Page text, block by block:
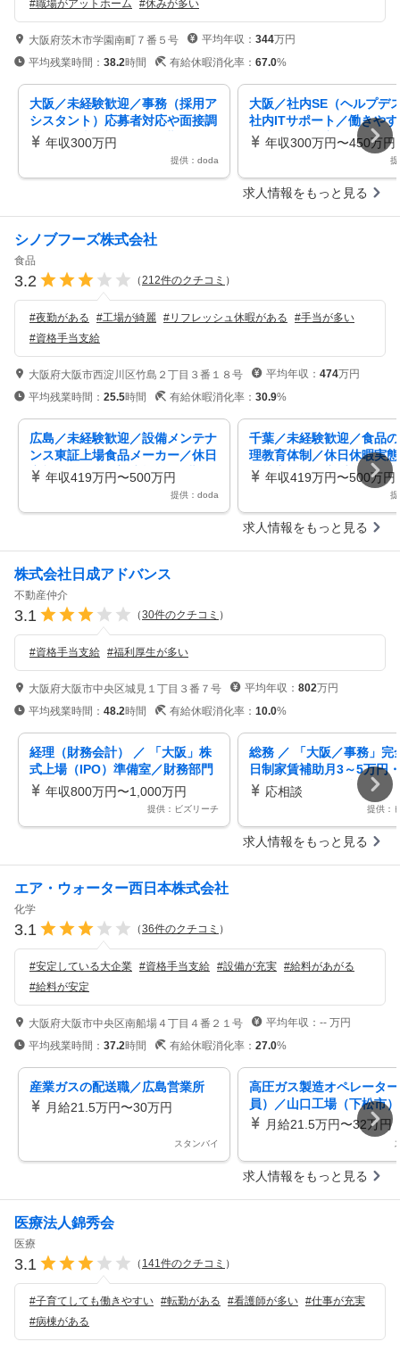
#職場がアットホーム #休みが多い
大阪府茨木市学園南町７番５号 平均年収： 344万円
平均残業時間： 38.2時間 有給休暇消化率： 67.0%
大阪／未経験歓迎／事務（採用ア
シスタント）応募者対応や面接調
整など／土日祝休み／転勤なし／
年収300万円
提供：doda
大阪／社内SE（ヘルプデ
社内ITサポート／働きや
／残業20h程度／給食サー
年収300万円〜450万円
求人情報をもっと見る
シノブフーズ株式会社
食品
3.2 （212件のクチコミ ）
#夜勤がある #工場が綺麗 #リフレッシュ休暇がある #手当が多い
#資格手当支給
大阪府大阪市西淀川区竹島２丁目３番１８号 平均年収： 474万円
平均残業時間： 25.5時間 有給休暇消化率： 30.9%
広島／未経験歓迎／設備メンテナ
ンス東証上場食品メーカー／休日
実態120日／住宅手当有／転勤無
年収419万円〜500万円
提供：doda
千葉／未経験歓迎／食品
理教育体制／休日休暇実
／社宅有／住宅手当有／
年収419万円〜500万円
求人情報をもっと見る
株式会社日成アドバンス
不動産仲介
3.1 （30件のクチコミ ）
#資格手当支給 #福利厚生が多い
大阪府大阪市中央区城見１丁目３番７号 平均年収： 802万円
平均残業時間： 48.2時間 有給休暇消化率： 10.0%
経理（財務会計） ／ 「大阪」株
式上場（IPO）準備室／財務部門
内製化に向けた設立ポジション
年収800万円〜1,000万円
提供：ビズリーチ
総務 ／ 「大阪／事務」完
日制家賃補助月3～5万円
格5万／月書類作成やスケ
応相談
提供：
求人情報をもっと見る
エア・ウォーター西日本株式会社
化学
3.1 （36件のクチコミ ）
#安定している大企業 #資格手当支給 #設備が充実 #給料があがる
#給料が安定
大阪府大阪市中央区南船場４丁目４番２１号 平均年収： -- 万円
平均残業時間： 37.2時間 有給休暇消化率： 27.0%
産業ガスの配送職／広島営業所
月給21.5万円〜30万円
スタンバイ
高圧ガス製造オペレータ
員）／山口工場（下松市）
月給21.5万円〜32万円
求人情報をもっと見る
医療法人錦秀会
医療
3.1 （ 141件のクチコミ ）
#子育てしても働きやすい #転勤がある #看護師が多い #仕事が充実
#病棟がある